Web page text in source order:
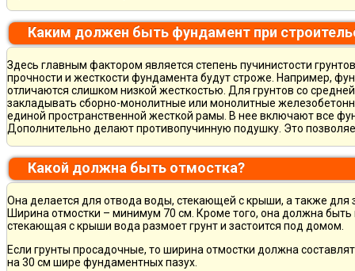
Каким должен быть фундамент при
Здесь главным фактором является степень пучинистости
прочности и жесткости фундамента будут строже. Например,
отличаются слишком низкой жесткостью. Для грунтов со
закладывать сборно-монолитные или монолитные
единой пространственной жесткой рамы. В нее включают все
Дополнительно делают противопучинную подушку. Это
Какой должна быть отмостка?
Она делается для отвода воды, стекающей с крыши, а также для
Ширина отмостки – минимум 70 см. Кроме того, она должна быть
стекающая с крыши вода размоет грунт и застоится под домом.
Если грунты просадочные, то ширина отмостки должна
на 30 см шире фундаментных пазух.